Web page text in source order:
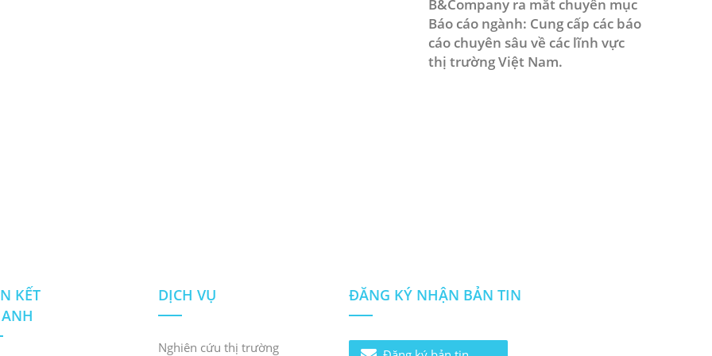
B&Company ra mắt chuyên mục
Báo cáo ngành: Cung cấp các báo
cáo chuyên sâu về các lĩnh vực
thị trường Việt Nam.
KẾT
DỊCH VỤ
Nghiên cứu thị trường
ĐĂNG KÝ NHẬN BẢN TIN